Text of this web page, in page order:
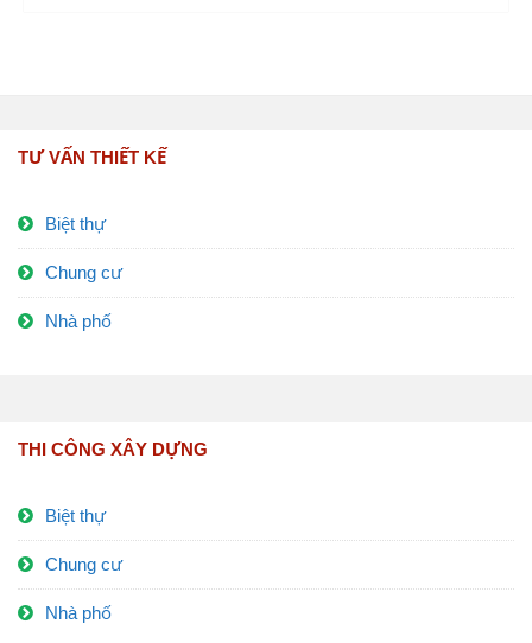
TƯ VẤN THIẾT KẾ
Biệt thự
Chung cư
Nhà phố
THI CÔNG XÂY DỰNG
Biệt thự
Chung cư
Nhà phố